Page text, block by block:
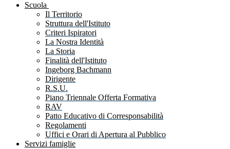
Scuola
Il Territorio
Struttura dell'Istituto
Criteri Ispiratori
La Nostra Identità
La Storia
Finalità dell'Istituto
Ingeborg Bachmann
Dirigente
R.S.U.
Piano Triennale Offerta Formativa
RAV
Patto Educativo di Corresponsabilità
Regolamenti
Uffici e Orari di Apertura al Pubblico
Servizi famiglie